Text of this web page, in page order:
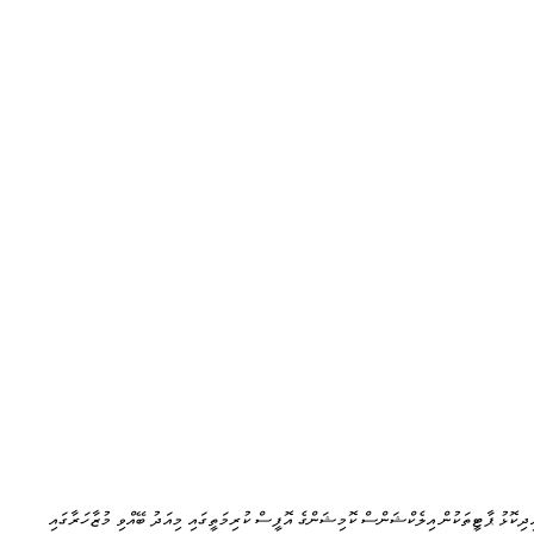
ޕާޓީތަކުން އިލެކްޝަންސް ކޮމިޝަންގެ އޮފީސް ކުރިމަތީގައި މިއަދު ބޭއްވި މުޒާހަރާގައި